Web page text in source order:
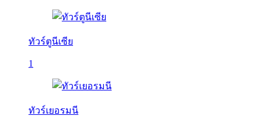
ทัวร์ตูนีเซีย
1
ทัวร์เยอรมนี